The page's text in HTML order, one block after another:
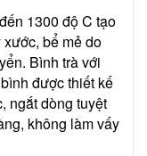
1300 độ C tạo
bể mẻ do
Bình trà với
được thiết kế
ngắt dòng tuyệt
không làm vấy